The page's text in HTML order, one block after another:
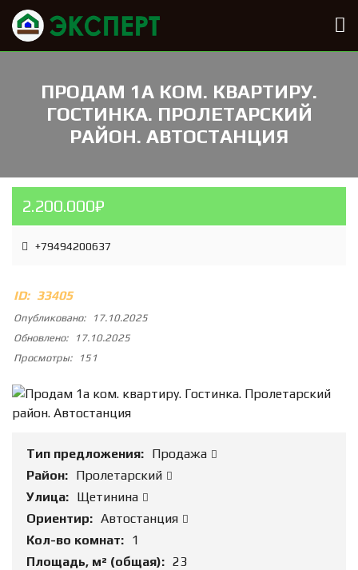
ПРОДАМ 1А КОМ. КВАРТИРУ.
ГОСТИНКА. ПРОЛЕТАРСКИЙ
РАЙОН. АВТОСТАНЦИЯ
2.200.000₽
+79494200637
ID: 33405
Опубликовано:
17.10.2025
Обновлено:
17.10.2025
Просмотры:
151
Тип предложения: Продажа
Район: Пролетарский
Улица: Щетинина
Ориентир: Автостанция
Кол-во комнат: 1
Площадь, м² (общая): 23